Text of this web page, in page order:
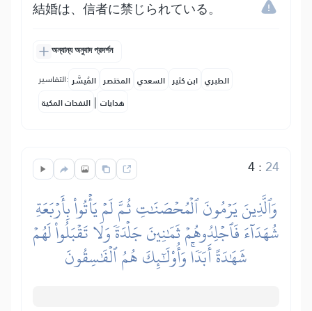
結婚は、信者に禁じられている。
অন্যান্য অনুবাদ প্রদর্শন
التفاسير: المُيسَّر المختصر السعدي ابن كثير الطبري
النفحات المكية | هدايات
4: 24
وَٱلَّذِينَ يَرۡمُونَ ٱلۡمُحۡصَنَٰتِ ثُمَّ لَمۡ يَأۡتُواْ بِأَرۡبَعَةِ
شُهَدَآءَ فَٱجۡلِدُوهُمۡ ثَمَٰنِينَ جَلۡدَةٗ وَلَا تَقۡبَلُواْ لَهُمۡ
شَهَٰدَةً أَبَدٗاۚ وَأُوْلَٰٓئِكَ هُمُ ٱلۡفَٰسِقُونَ